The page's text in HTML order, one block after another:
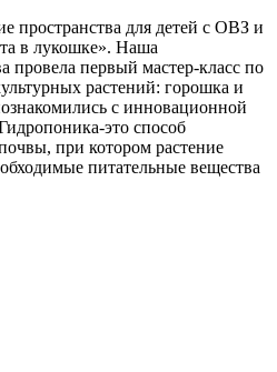
пространства для детей с ОВЗ и
в лукошке». Наша
провела первый мастер-класс по
растений: горошка и
с инновационной
это способ
при котором растение
питательные вещества